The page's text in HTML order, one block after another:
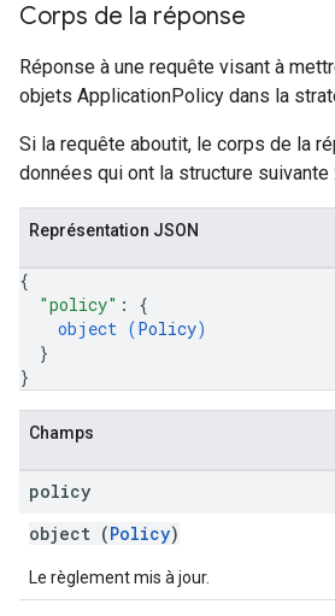
Corps de la réponse
Réponse à une requête visant à
objets ApplicationPolicy dans la
Si la requête aboutit, le corps de la
données qui ont la structure suivante :
Représentation JSON
{
"policy" : {
object (Policy)
}
}
Champs
policy
object (Policy)
Le règlement mis à jour.